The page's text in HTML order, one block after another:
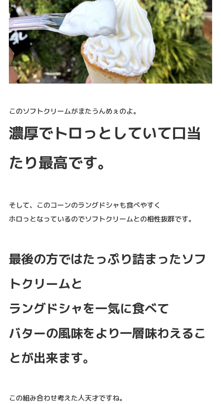
このソフトクリームがまたうんめぇのよ。
濃厚でトロっとしていて口当
たり最高です。
そして、このコーンのラングドシャも食べやすく
ホロっとなっているのでソフトクリームとの相性抜群です。
最後の方ではたっぷり詰まったソフ
トクリームと
ラングドシャを一気に食べて
バターの風味をより一層味わえるこ
とが出来ます。
この組み合わせ考えた人天才ですね。